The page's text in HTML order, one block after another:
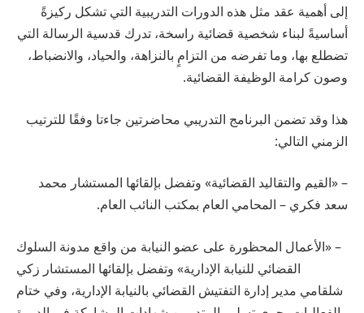
إلى أهمية عقد مثل هذه الدورات التدريبية التي تشكل ركيزةً
أساسيةً لبناء شخصية قضائية راسخة، تدرك قدسية الرسالة التي
تضطلع بها، وما تفرضه من التزامٍ بالنزاهة، والحياد، والانضباط،
وصون كرامة الوظيفة القضائية.
هذا وقد تضمن البرنامج التدريبي محاضرتين جاءتا وفقًا للترتيب
الزمني التالي:
– «القيم والتقاليد القضائية» وتفضل بإلقائها المستشار محمد
سعد فكري – المحامي العام بمكتب النائب العام.
– «الأعمال المحظورة على عضو النيابة من واقع مدونة السلوك
القضائي للنيابة الإدارية» وتفضل بإلقائها المستشار زكي
شلقامي مدير إدارة التفتيش القضائي بالنيابة الإدارية، وفي ختام